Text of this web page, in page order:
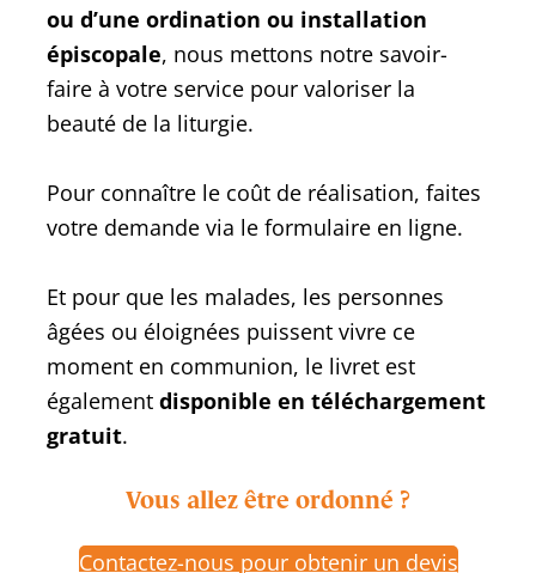
ou d’une ordination ou installation
épiscopale, nous mettons notre savoir-
faire à votre service pour valoriser la
beauté de la liturgie.
Pour connaître le coût de réalisation, faites
votre demande via le formulaire en ligne.
Et pour que les malades, les personnes
âgées ou éloignées puissent vivre ce
moment en communion, le livret est
égalementdisponible en téléchargement
gratuit.
Vous allez être ordonné ?
Contactez-nous pour obtenir un devis